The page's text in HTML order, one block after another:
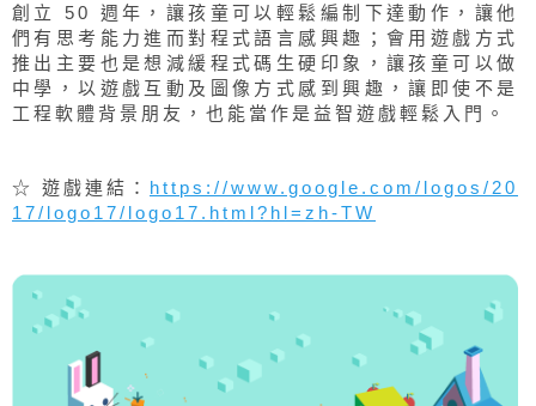
創立 50 週年，讓孩童可以輕鬆編制下達動作，讓他
們有思考能力進而對程式語言感興趣；會用遊戲方式
推出主要也是想減緩程式碼生硬印象，讓孩童可以做
中學，以遊戲互動及圖像方式感到興趣，讓即使不是
工程軟體背景朋友，也能當作是益智遊戲輕鬆入門。
☆ 遊戲連結： https://www.google.com/logos/20
17/logo17/logo17.html?hl=zh-TW